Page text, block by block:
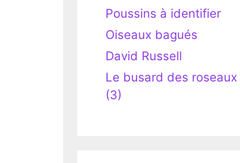
Poussins à identifier
Oiseaux bagués
David Russell
Le busard des roseaux
(3)